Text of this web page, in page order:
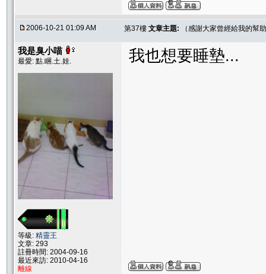
2006-10-21 01:09 AM 第37樓 文章主題: （感謝大家曾經給我的幫
我是臭小喵
最愛: 點.睏.土.娃.
等級: 精靈王
文章: 293
註冊時間: 2004-09-16
最近來訪: 2010-04-16
離線
我也想要睡墊...